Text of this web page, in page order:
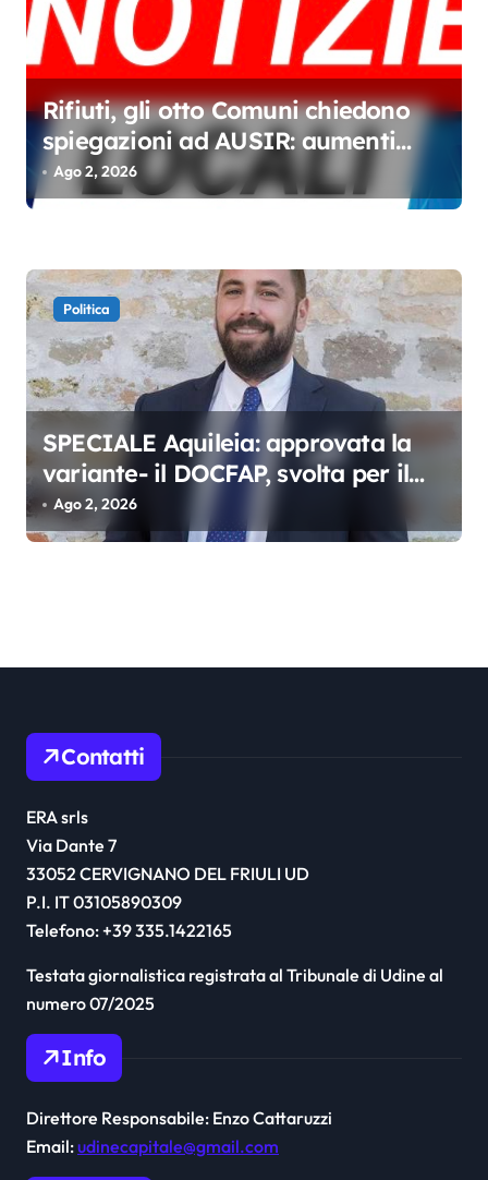
Rifiuti, gli otto Comuni chiedono
spiegazioni ad AUSIR: aumenti
senza miglioramenti
Ago 2, 2026
Politica
SPECIALE Aquileia: approvata la
variante- il DOCFAP, svolta per il
futuro della città
Ago 2, 2026
Contatti
ERA srls
Via Dante 7
33052 CERVIGNANO DEL FRIULI UD
P.I. IT 03105890309
Telefono: +39 335.1422165
Testata giornalistica registrata al Tribunale di Udine al
numero 07/2025
Info
Direttore Responsabile: Enzo Cattaruzzi
Email:udinecapitale@gmail.com